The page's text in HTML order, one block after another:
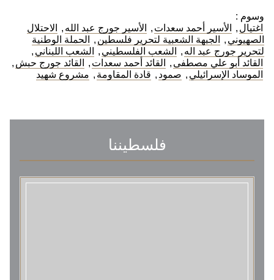
وسوم :
اغتيال , الأسير أحمد سعدات , الأسير جورج عبد الله ,
الاحتلال
الصهيوني , الجبهة الشعبية لتحرير فلسطين ,
الحملة الوطنية
لتحرير جورج عبد اله , الشعب الفلسطيني , الشعب اللبناني ,
القائد أبو علي مصطفى , القائد أحمد سعدات , القائد جورج حبش ,
الموساد الإسرائيلي , صمود , قادة المقاومة , مشروع شهيد
فلسطيننا